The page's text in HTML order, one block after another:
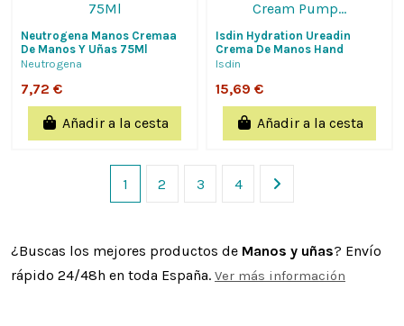
Neutrogena Manos Cremaa
De Manos Y Uñas 75Ml
Neutrogena
7,72 €
Añadir a la cesta
Isdin Hydration Ureadin
Crema De Manos Hand
Cream Pump 200 Ml Isdin
Isdin
15,69 €
Añadir a la cesta
1 2 3 4
¿Buscas los mejores productos de Manos y uñas? Envío
rápido 24/48h en toda España. Ver más información